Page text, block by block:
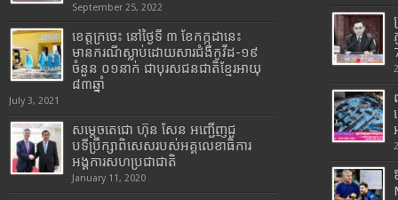
September 25, 2022
ខេត្តក្រចេះ នៅថ្ងៃទី ៣ ខែកក្កដានេះ
មានករណីស្លាប់ដោយសារជំងឺកូវីដ-១៩
ចំនួន ០១នាក់ ជាបុរសជនជាតិខ្មែរអាយុ
៨៣ឆ្នាំ
July 3, 2021
សម្តេចតេជោ ហ៊ុន សែន អញ្ជើញជួ
បទីប្រឹក្សាពិសេសរបស់អគ្គលេខាធិការ
អង្គការសហប្រជាជាតិ
January 11, 2020